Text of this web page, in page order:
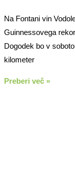
Na Fontani vin
Guinnessovega
Dogodek bo v
kilometer
Preberi več »